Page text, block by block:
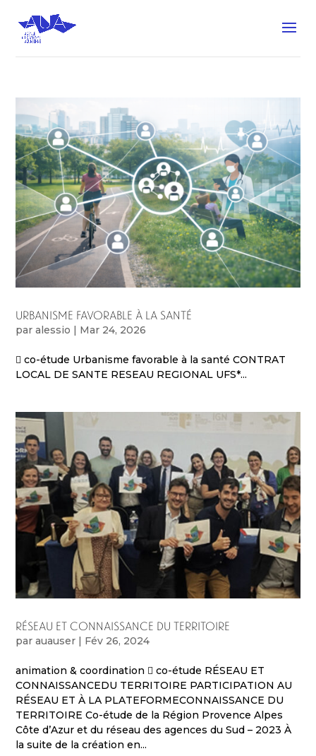
Urbanisme favorable à la santé
paralessio | Mar 24, 2026
 co-étude Urbanisme favorable à la santé CONTRAT
LOCAL DE SANTE RESEAU REGIONAL UFS*...
RÉSEAU ET CONNAISSANCE DU TERRITOIRE
parauauser Fév 26, 2024
animation & coordination  co-étude RÉSEAU ET
CONNAISSANCEDU TERRITOIRE PARTICIPATION AU
RÉSEAU ET À LA PLATEFORMECONNAISSANCE DU
TERRITOIRE Co-étude de la Région Provence Alpes
Côte d’Azur et du réseau des agences du Sud – 2023 À
la suite de la création en...